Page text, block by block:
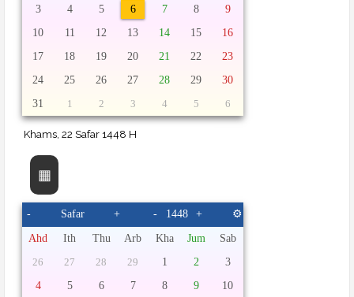
3
4 5 6 7 8
9
10
11 12 13 14 15
16
17
18 19 20 21 22
23
24
25 26 27 28 29
30
31
1 2 3 4 5 6
▦
- + - + ⚙
Ahd Ith Thu Arb Kha Jum Sab
26 27 28 29 1 2
3
4
5 6 7 8 9
10